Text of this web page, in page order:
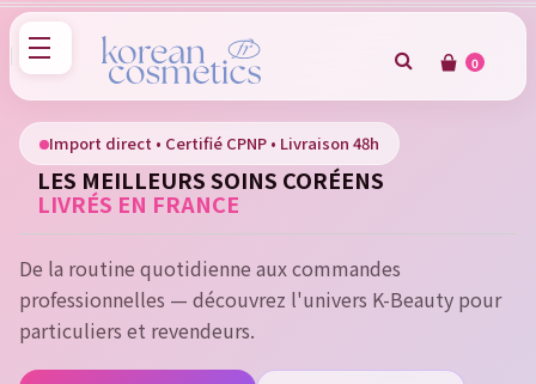
0
Import direct • Certifié CPNP • Livraison 48h
LES MEILLEURS SOINS CORÉENS
LIVRÉS EN FRANCE
De la routine quotidienne aux commandes
professionnelles — découvrez l'univers K-Beauty pour
particuliers et revendeurs.
Sign in
You need to be logged in to save products in your wish
list.
Cancel